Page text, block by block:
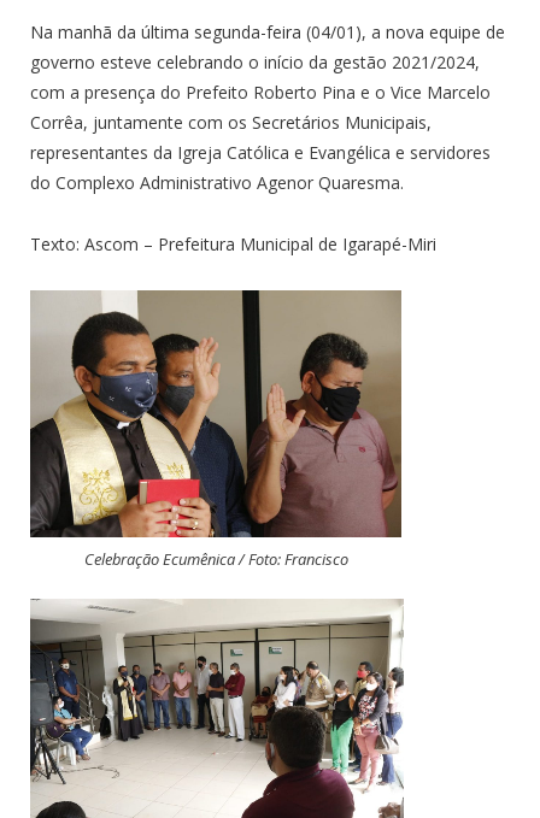
Na manhã da última segunda-feira (04/01), a nova equipe de
governo esteve celebrando o início da gestão 2021/2024,
com a presença do Prefeito Roberto Pina e o Vice Marcelo
Corrêa, juntamente com os Secretários Municipais,
representantes da Igreja Católica e Evangélica e servidores
do Complexo Administrativo Agenor Quaresma.
Texto: Ascom – Prefeitura Municipal de Igarapé-Miri
Celebração Ecumênica / Foto: Francisco